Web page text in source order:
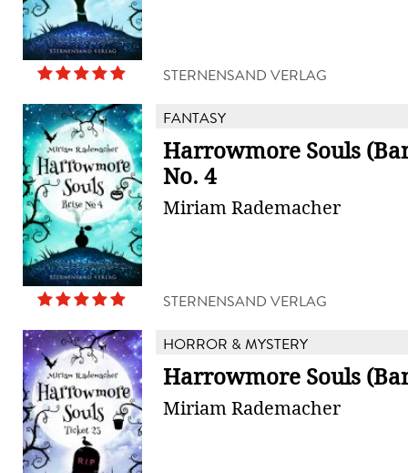
STERNENSAND VERLAG
FANTASY
Harrowmore Souls
No. 4
Miriam Rademacher
STERNENSAND VERLAG
HORROR & MYSTERY
Harrowmore Souls
Miriam Rademacher